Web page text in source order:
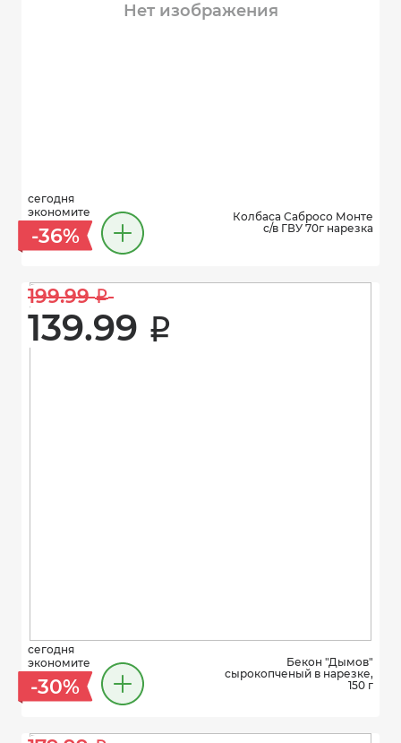
Нет изображения
сегодня
экономите
-36%
Колбаса Сабросо Монте
с/в ГВУ 70г нарезка
199.99 i
139.99 i
сегодня
экономите
-30%
Бекон "Дымов"
сырокопченый в нарезке,
150 г